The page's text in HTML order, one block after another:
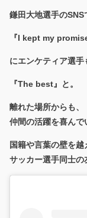
鎌田大地選手のSNS
『I kept my
にエンケティア選手
『The best』と。
離れた場所からも、
仲間の活躍を喜んで
国籍や言葉の壁を越
サッカー選手同士の